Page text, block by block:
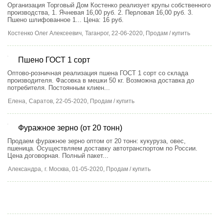
Организация Торговый Дом Костенко реализует крупы собственного
производства, 1. Ячневая 16,00 руб. 2. Перловая 16,00 руб. 3.
Пшено шлифованное 1... Цена: 16 руб.
Костенко Олег Алексеевич, Таганрог, 22-06-2020, Продам / купить
Пшено ГОСТ 1 сорт
Оптово-розничная реализация пшена ГОСТ 1 сорт со склада
производителя. Фасовка в мешки 50 кг. Возможна доставка до
потребителя. Постоянным клиен...
Елена, Саратов, 22-05-2020, Продам / купить
Фуражное зерно (от 20 тонн)
Продаем фуражное зерно оптом от 20 тонн: кукуруза, овес,
пшеница. Осуществляем доставку автотранспортом по России.
Цена договорная. Полный пакет...
Александра, г. Москва, 01-05-2020, Продам / купить